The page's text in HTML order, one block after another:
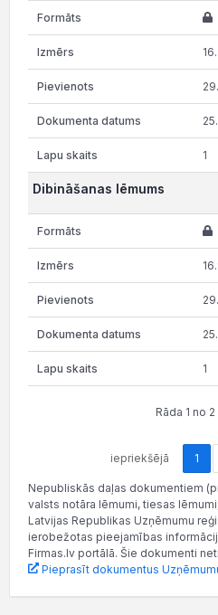
1
Dibināšanas lēmums
1
Rāda 1 no
iepriekšējā 1
Nepubliskās daļas dokumentiem
valsts notāra lēmumi, tiesas
Latvijas Republikas Uzņēmumu
ierobežotas pieejamības
Firmas.lv portālā. Šie dokumenti
Pieprasīt dokumentus